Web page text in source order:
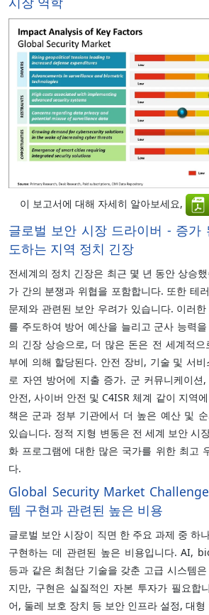
이 보고서에 대해 자세히 알아보세요,
글로벌 보안 시장 드라이버 - 증가
도하는 지역 정치 긴장
전세계의 정치 긴장은 최근 몇 년 동안 상승
가 간의 분쟁과 위협을 포함합니다. 또한 테
문제와 관련된 보안 우려가 있습니다. 이러
를 주도하여 방어 예산을 늘리고 군사 능력
의 긴장 상승으로, 더 많은 돈은 전 세계적
부에 의해 할당된다. 안전 장비, 기술 및 서
로 자연 방어에 지출 증가. 군 커뮤니케이
안전, 사이버 안전 및 C4ISR 체계 같이 지역
책은 군과 정부 기관에서 더 높은 예산 및
있습니다. 정적 지형 변동은 전 세계 보안 시
화 프로그램에 대한 많은 국가를 위한 최고
다.
Global Security Market
템 구현과 관련된 높은 비용
글로벌 보안 시장이 직면 한 주요 과제 중 하
구현하는 데 관련된 높은 비용입니다. AI,
등과 같은 최첨단 기술을 갖춘 고급 시스템
지만, 구현은 실질적인 자본 투자가 필요합
어, 둘레 보호 장치 등 보안 인프라 설정, 대